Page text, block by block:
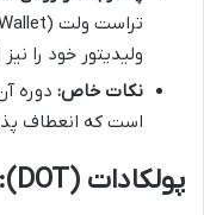
ولیدیتور خود را
نکات خاص:
است که انعطاف
پولکادات (DOT): پلی برای تعامل بلاکچین ها